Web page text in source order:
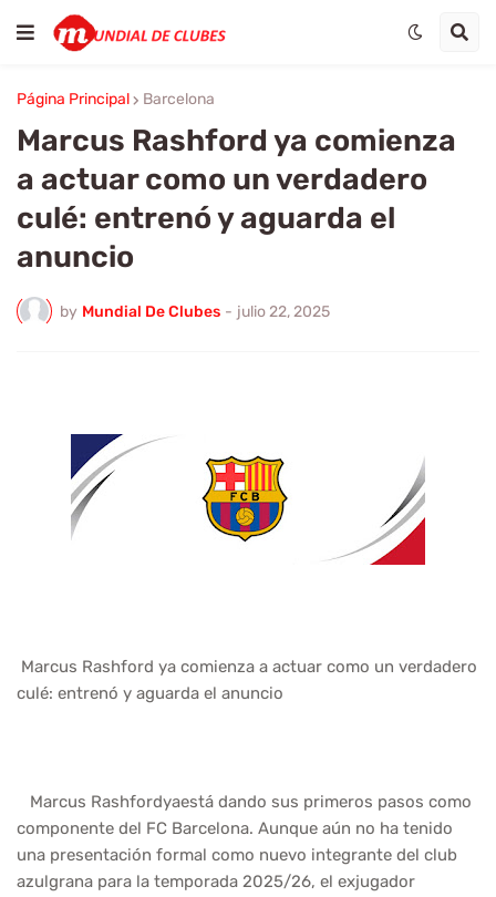
Página Principal Barcelona
Marcus Rashford ya comienza
a actuar como un verdadero
culé: entrenó y aguarda el
anuncio
by Mundial De Clubes - julio 22, 2025
Marcus Rashford ya comienza a actuar como un verdadero
culé: entrenó y aguarda el anuncio
Marcus Rashfordyaestá dando sus primeros pasos como
componente del FC Barcelona. Aunque aún no ha tenido
una presentación formal como nuevo integrante del club
azulgrana para la temporada 2025/26, el exjugador